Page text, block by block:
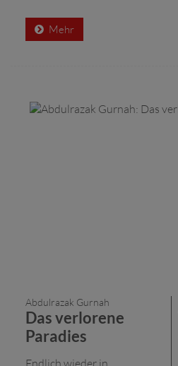
Mehr
Abdulrazak Gurnah
Das verlorene
Paradies
Endlich wieder in